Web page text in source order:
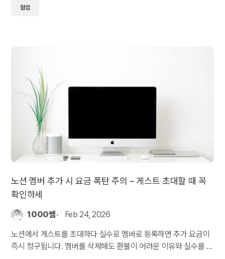
협업
노션 멤버 추가 시 요금 폭탄 주의 – 게스트 초대할 때 꼭
확인하세
1000쌤 Feb 24, 2026
노션에서 게스트를 초대하다 실수로 멤버로 등록하면 추가 요금이
즉시 청구됩니다. 멤버를 삭제해도 환불이 어려운 이유와 실수를 방